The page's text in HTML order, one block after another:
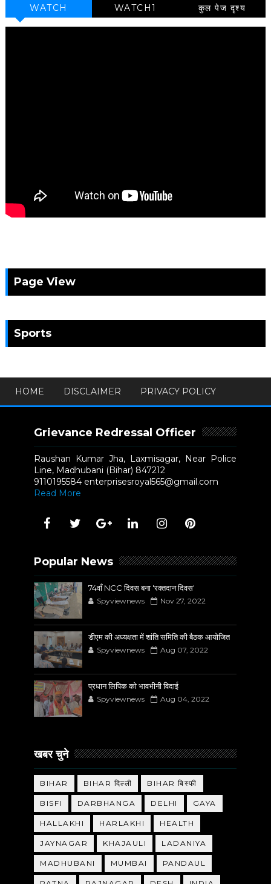
WATCH WATCH1 कुल पेज दृश्य
Page View
Sports
HOME DISCLAIMER PRIVACY POLICY
Grievance Redressal Officer
Raushan Kumar Jha, Laxmisagar, Near Police
Line, Madhubani (Bihar) 847212
9110195584 enterprisesroyal565@gmail.com
Read More
Popular News
74वाँ NCC दिवस बना 'रक्तदान दिवस'
Spyviewnews Nov 27, 2022
डीएम की अध्यक्षता में शांति समिति की बैठक आयोजित
Spyviewnews Aug 07, 2022
प्रधान लिपिक को भावभीनी विदाई
Spyviewnews Aug 04, 2022
खबर चुने
BIHAR BIHAR दिल्ली BIHAR बिस्फी
BISFI DARBHANGA DELHI GAYA
HALLAKHI HARLAKHI HEALTH
JAYNAGAR KHAJAULI LADANIYA
MADHUBANI MUMBAI PANDAUL